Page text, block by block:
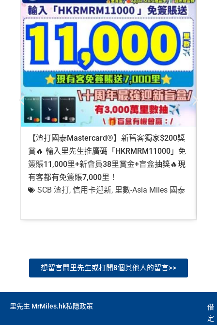
【渣打國泰Mastercard®】新舊客獨家$200獎
賞🔥 輸入里先生推廣碼「HKRMRM11000」免
簽賬11,000里+新會員38里賞金+盲盒抽獎🔥現
有客都有免簽賬7,000里！
SCB 渣打,信用卡迎新, 里數-Asia Miles 國泰
想留言問里先生或打開8個其他人的留言>>
里先生 MrMiles.hk私隱政策
借
定